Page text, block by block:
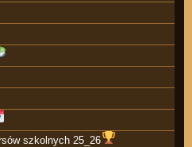
szkolnych 25_26